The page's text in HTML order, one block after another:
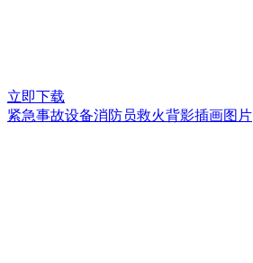
立即下载
紧急事故设备消防员救火背影插画图片